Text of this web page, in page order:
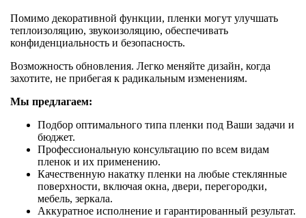
Помимо декоративной функции, пленки могут улучшать
теплоизоляцию, звукоизоляцию, обеспечивать
конфиденциальность и безопасность.
Возможность обновления. Легко меняйте дизайн, когда
захотите, не прибегая к радикальным изменениям.
Мы предлагаем:
Подбор оптимального типа пленки под Ваши задачи и
бюджет.
Профессиональную консультацию по всем видам
пленок и их применению.
Качественную накатку пленки на любые стеклянные
поверхности, включая окна, двери, перегородки,
мебель, зеркала.
Аккуратное исполнение и гарантированный результат.